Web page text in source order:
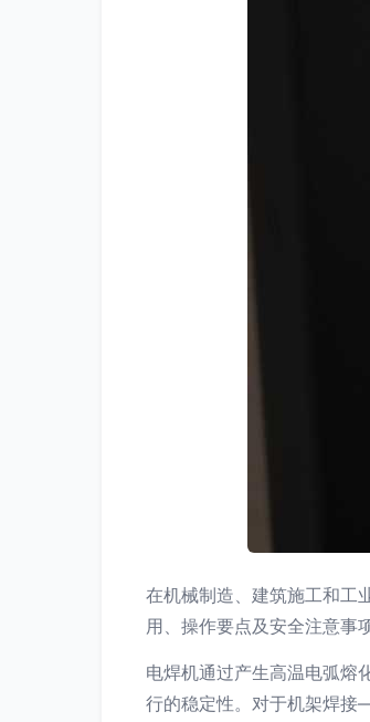
在机械制造、建筑施工和工
用、操作要点及安全注意事项
电焊机通过产生高温电弧熔
行的稳定性。对于机架焊